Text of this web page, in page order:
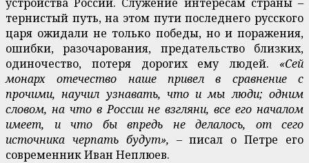
тернистый путь, на этом пути последнего русского
царя ожидали не только победы, но и поражения,
ошибки, разочарования, предательство близких,
одиночество, потеря дорогих ему людей. «Сей
монарх отечество наше привел в сравнение с
прочими, научил узнавать, что и мы люди; одним
словом, на что в России не взгляни, все его началом
имеет, и что бы впредь не делалось, от сего
источника черпать будут», –писал о Петре его
современник Иван Неплюев.